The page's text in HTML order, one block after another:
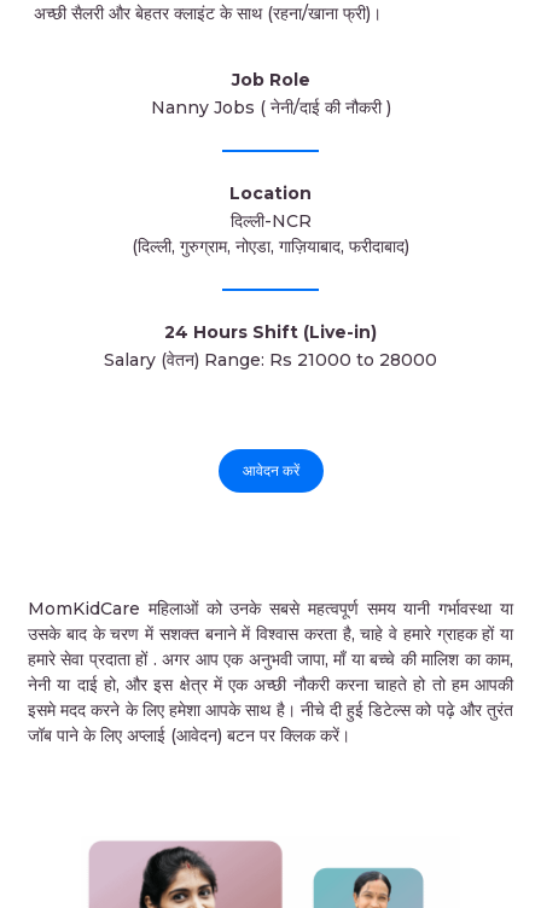
अच्छी सैलरी और बेहतर क्लाइंट के साथ (रहना/खाना फ्री)।
Job Role
Nanny Jobs ( नेनी/दाई की नौकरी )
Location
दिल्ली-NCR
(दिल्ली, गुरुग्राम, नोएडा, गाज़ियाबाद, फरीदाबाद)
24 Hours Shift (Live-in)
Salary (वेतन) Range: Rs 21000 to 28000
आवेदन करें
MomKidCare महिलाओं को उनके सबसे महत्वपूर्ण समय यानी गर्भावस्था या
उसके बाद के चरण में सशक्त बनाने में विश्वास करता है, चाहे वे हमारे ग्राहक हों या
हमारे सेवा प्रदाता हों . अगर आप एक अनुभवी जापा, माँ या बच्चे की मालिश का काम,
नेनी या दाई हो, और इस क्षेत्र में एक अच्छी नौकरी करना चाहते हो तो हम आपकी
इसमे मदद करने के लिए हमेशा आपके साथ है। नीचे दी हुई डिटेल्स को पढ़े और तुरंत
जॉब पाने के लिए अप्लाई (आवेदन) बटन पर क्लिक करें।